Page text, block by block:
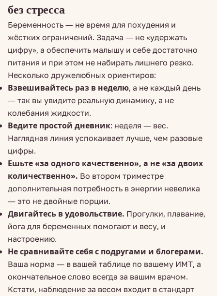
без стресса
Беременность — не время для похудения и
жёстких ограничений. Задача — не «удержать
цифру», а обеспечить малышу и себе достаточно
питания и при этом не набирать лишнего резко.
Несколько дружелюбных ориентиров:
Взвешивайтесь раз в неделю, а не каждый день
— так вы увидите реальную динамику, а не
колебания жидкости.
Ведите простой дневник: неделя — вес.
Наглядная линия успокаивает лучше, чем разовые
цифры.
Ешьте «за одного качественно», а не «за двоих
количественно». Во втором триместре
дополнительная потребность в энергии невелика
— это не двойные порции.
Двигайтесь в удовольствие. Прогулки, плавание,
йога для беременных помогают и весу, и
настроению.
Не сравнивайте себя с подругами и блогерами.
Ваша норма — в вашей таблице по вашему ИМТ, а
окончательное слово всегда за вашим врачом.
Кстати, наблюдение за весом входит в стандарт